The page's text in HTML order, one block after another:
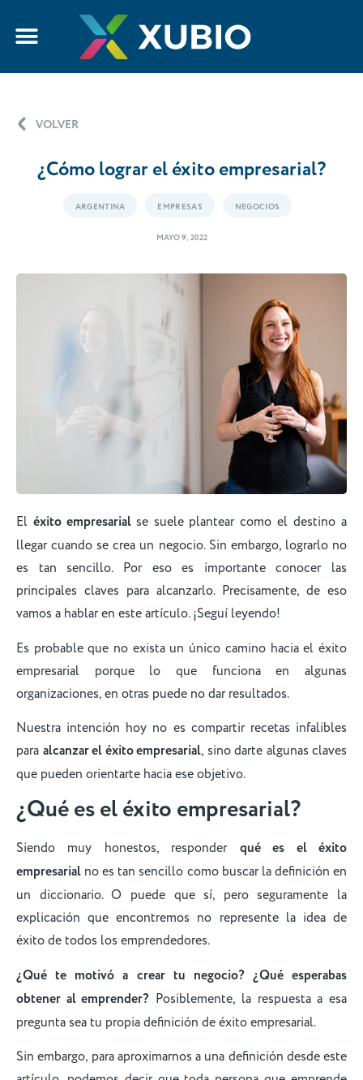
VOLVER
¿Cómo lograr el éxito empresarial?
ARGENTINA EMPRESAS NEGOCIOS
MAYO 9, 2022
El éxito empresarial se suele plantear como el destino a
llegar cuando se crea un negocio. Sin embargo, lograrlo no
es tan sencillo. Por eso es importante conocer las
principales claves para alcanzarlo. Precisamente, de eso
vamos a hablar en este artículo. ¡Seguí leyendo!
Es probable que no exista un único camino hacia el éxito
empresarial porque lo que funciona en algunas
organizaciones, en otras puede no dar resultados.
Nuestra intención hoy no es compartir recetas infalibles
para alcanzar el éxito empresarial, sino darte algunas claves
que pueden orientarte hacia ese objetivo.
¿Qué es el éxito empresarial?
Siendo muy honestos, responder qué es el éxito
empresarial no es tan sencillo como buscar la definición en
un diccionario. O puede que sí, pero seguramente la
explicación que encontremos no represente la idea de
éxito de todos los emprendedores.
¿Qué te motivó a crear tu negocio? ¿Qué esperabas
obtener al emprender? Posiblemente, la respuesta a esa
pregunta sea tu propia definición de éxito empresarial.
Sin embargo, para aproximarnos a una definición desde este